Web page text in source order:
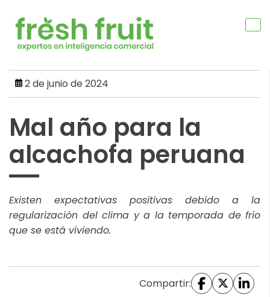
content
2 de junio de 2024
Mal año para la
alcachofa peruana
Existen expectativas positivas debido a la
regularización del clima y a la temporada de frío
que se está viviendo.
Compartir: